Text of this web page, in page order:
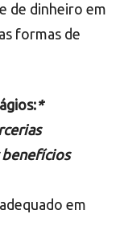
de dinheiro em
formas de
*
em